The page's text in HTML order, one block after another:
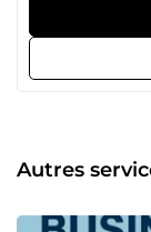
d’un
un email
Notion
Créer un client
: 25 € : 1
50 € :
étapes) +
Autres